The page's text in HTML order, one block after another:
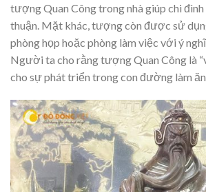
tượng Quan Công trong nhà giúp chi đình
thuận. Mặt khác, tượng còn được sử
phòng họp hoặc phòng làm việc với ý
Người ta cho rằng tượng Quan Công là
cho sự phát triển trong con đường làm